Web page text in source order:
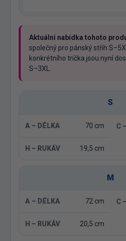
Aktuální nabídka tohoto
společný pro pánský střih
konkrétního trička jsou nyní
S–3XL.
S
70 cm
19,5 cm
M
72 cm
20,5 cm